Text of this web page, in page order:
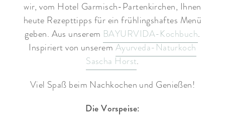
wir, vom Hotel Garmisch-Partenkirchen, Ihnen
heute Rezepttipps für ein frühlingshaftes Menü
geben. Aus unserem BAYURVIDA-Kochbuch.
Inspiriert von unserem Ayurveda-Naturkoch
Sascha Horst.
Viel Spaß beim Nachkochen und Genießen!
Die Vorspeise: